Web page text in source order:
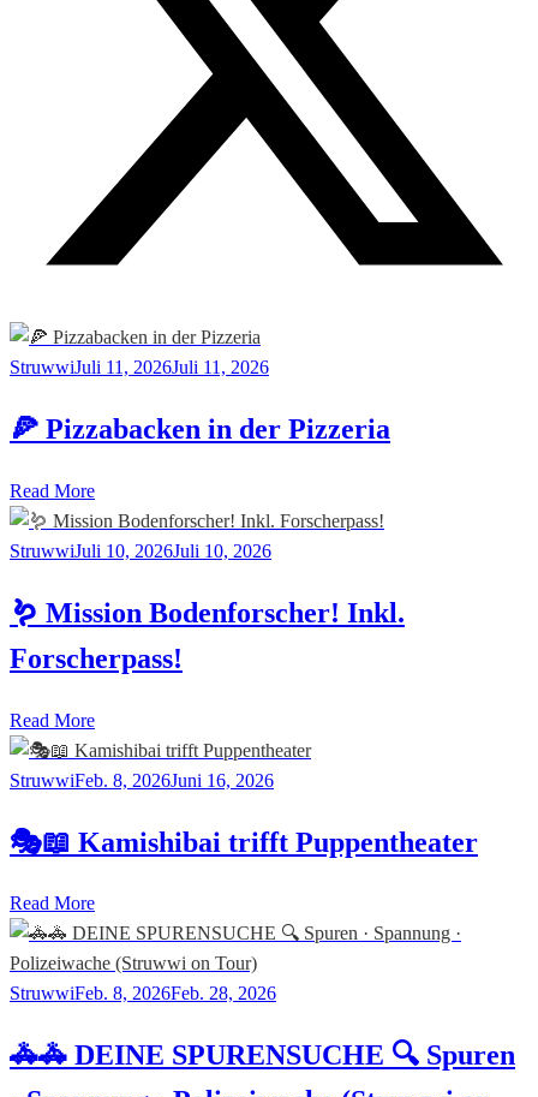
StruwwiJuli 11, 2026Juli 11, 2026
🍕 Pizzabacken in der Pizzeria
Read More
StruwwiJuli 10, 2026Juli 10, 2026
🪱 Mission Bodenforscher! Inkl.
Forscherpass!
Read More
StruwwiFeb. 8, 2026Juni 16, 2026
🎭📖 Kamishibai trifft Puppentheater
Read More
StruwwiFeb. 8, 2026Feb. 28, 2026
🚓🚓 DEINE SPURENSUCHE 🔍 Spuren